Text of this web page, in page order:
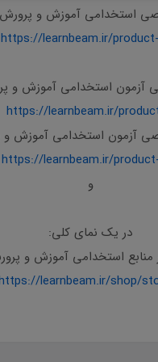
https://learnbeam.ir/
https://learnbeam.ir/
https://learnbeam.ir/
و
در یک نمای کلی:
استخدامی آموزش و پرورش
learnbeam.ir/shop/